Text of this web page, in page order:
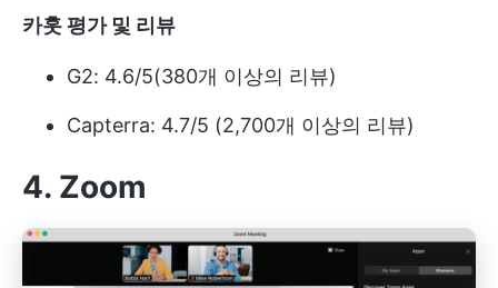
카훗 평가 및 리뷰
G2: 4.6/5(380개 이상의 리뷰)
Capterra: 4.7/5 (2,700개 이상의 리뷰)
4. Zoom